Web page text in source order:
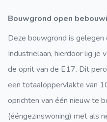
Bouwgrond open
Deze bouwgrond is
Industrielaan, hierdoor lig je
de oprit van de E17. Dit
een totaaloppervlakte van
oprichten van één nieuw te
(ééngezinswoning) met als